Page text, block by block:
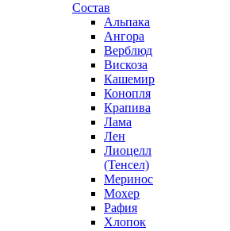
Состав
Альпака
Ангора
Верблюд
Вискоза
Кашемир
Конопля
Крапива
Лама
Лен
Лиоцелл
(Тенсел)
Меринос
Мохер
Рафия
Хлопок